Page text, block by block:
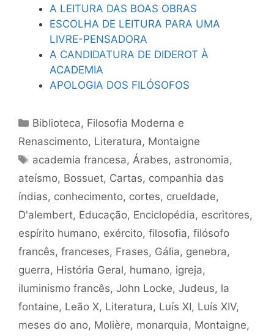
A LEITURA DAS BOAS OBRAS
ESCOLHA DE LEITURA PARA UMA
LIVRE-PENSADORA
A CANDIDATURA DE DIDEROT À
ACADEMIA
APOLOGIA DOS FILÓSOFOS
Categorias
Biblioteca, Filosofia Moderna e
Renascimento, Literatura, Montaigne
Tags
academia francesa,Árabes, astronomia,
ateísmo, Bossuet, Cartas, companhia das
índias, conhecimento, cortes, crueldade,
D'alembert, Educação, Enciclopédia, escritores,
espírito humano, exército, filosofia, filósofo
francês, franceses, Frases, Gália, genebra,
guerra, História Geral, humano, igreja,
iluminismo francês, John Locke, Judeus, la
fontaine, Leão X, Literatura, Luís XI, Luís XIV,
meses do ano, Molière, monarquia, Montaigne,